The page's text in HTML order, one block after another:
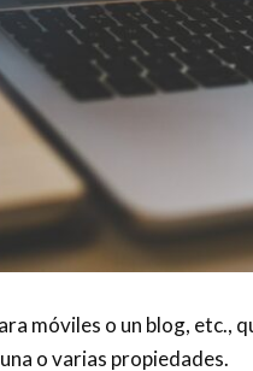
móviles o un blog, etc.,
o varias propiedades.